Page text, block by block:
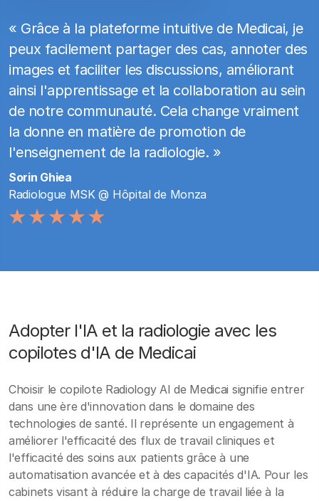
« Grâce à la plateforme intuitive de Medicai, je
peux facilement partager des cas, annoter des
images et faciliter les discussions, améliorant
ainsi l'apprentissage et la collaboration au sein
de notre communauté. Cela change vraiment
la donne en matière de promotion de
l'enseignement de la radiologie. »
Sorin Ghiea
Radiologue MSK @ Hôpital de Monza
Adopter l'IA et la radiologie avec les
copilotes d'IA de Medicai
Choisir le copilote Radiology AI de Medicai signifie entrer
dans une ère d'innovation dans le domaine des
technologies de santé. Il représente un engagement à
améliorer l'efficacité des flux de travail cliniques et
l'efficacité des soins aux patients grâce à une
automatisation avancée et à des capacités d'IA. Pour les
cabinets visant à réduire la charge de travail liée à la